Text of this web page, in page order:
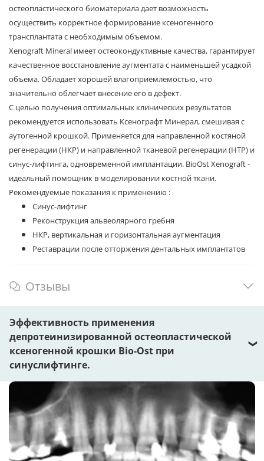
остеопластического биоматериала дает возможность
осуществить корректное формирование ксеногенного
трансплантата с необходимым объемом.
Xenograft Mineral имеет остеокондуктивные качества, гарантирует
качественное восстановление аугментата с наименьшей усадкой
объема. Обладает хорошей влагоприемлемостью, что
значительно облегчает внесение его в дефект.
С целью получения оптимальных клинических результатов
рекомендуется использовать Ксенографт Минерал, смешивая с
аутогенной крошкой. Применяется для направленной костяной
регенерации (НКР) и направленной тканевой регенерации (НТР) и
синус-лифтинга, одновременной имплантации. BioOst Xenograft -
идеальный помощник в моделировании костной ткани.
Рекомендуемые показания к применению :
Синус-лифтинг
Реконструкция альвеолярного гребня
НКР, вертикальная и горизонтальная аугментация
Реставрации после отторжения дентальных имплантатов
Отзывы
Эффективность применения
депротеинизированной остеопластической
ксеногенной крошки Bio-Ost при
синуслифтинге.
Проведен клинико-рентгенологический анализ результатов
лечения 11 пациентов с дефицитом костной ткани в области
придаточных пазух носа, которым выполнялась операция
дентальной имплантации одномоментно с синуслифтингом. В